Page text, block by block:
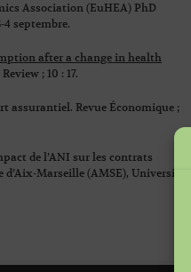
Association (EuHEA) PhD
4 septembre.
after a change in health
; 10 : 17.
assurantiel. Revue Économique ;
de l’ANI sur les contrats
Marseille (AMSE), Université